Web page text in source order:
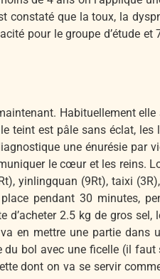
constaté que la toux, la
pour le groupe d’étude et
Habituellement elle
teint est pâle sans éclat, les
une énurésie par
le cœur et les reins.
yinlingquan (9Rt), taixi
pendant 30 minutes,
2.5 kg de gros sel,
en mettre une partie dans
du bol avec une ficelle (il faut
dont on va se servir